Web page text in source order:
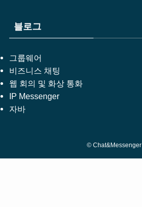
블로그
그룹웨어
비즈니스 채팅
웹 회의 및 화상 통화
IP Messenger
자바
© Chat&Messenger